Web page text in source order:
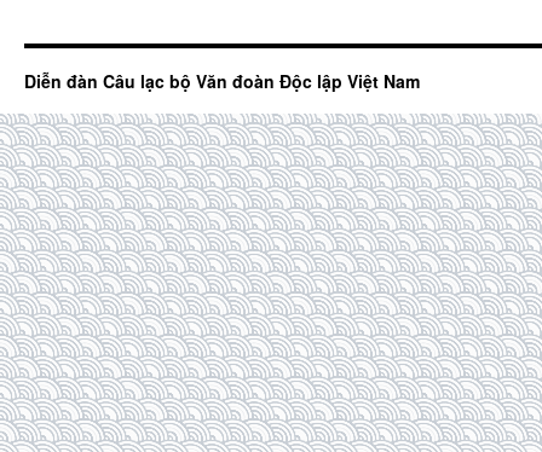
Diễn đàn Câu lạc bộ Văn đoàn Độc lập Việt Nam